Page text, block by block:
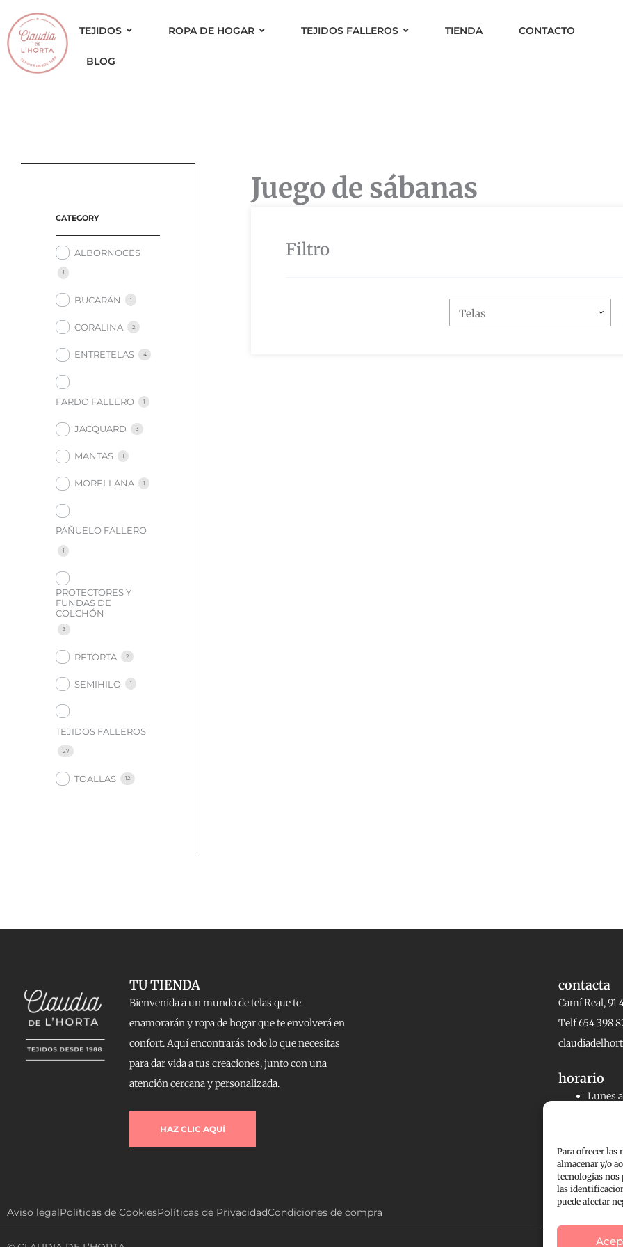
Para ofrecer las
almacenar y/o
tecnologías nos
las
puede afectar
al
contenido
TEJIDOS ROPA DE HOGAR TEJIDOS FALLEROS TIENDA CONTACTO
BLOG
CATEGORY
ALBORNOCES
1
BUCARÁN 1
CORALINA 2
ENTRETELAS 4
FARDO FALLERO 1
JACQUARD 3
MANTAS 1
MORELLANA 1
PAÑUELO FALLERO
1
PROTECTORES Y
FUNDAS DE
COLCHÓN
3
RETORTA 2
SEMIHILO 1
TEJIDOS FALLEROS
27
TOALLAS 12
Juego de sábanas
Filtro
TU TIENDA
Bienvenida a un mundo de telas que te
enamorarán y ropa de hogar que te envolverá en
confort. Aquí encontrarás todo lo que necesitas
para dar vida a tus creaciones, junto con una
atención cercana y personalizada.
HAZ CLIC AQUÍ
contacta
Camí Real, 91
Telf 654 398
horario
Lunes a
Aviso legalPolíticas de CookiesPolíticas de PrivacidadCondiciones de compra